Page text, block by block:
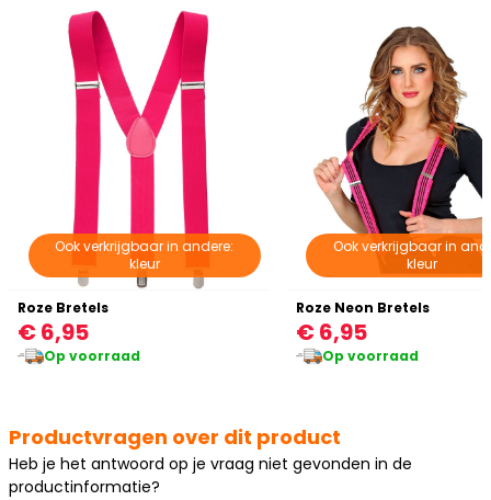
Ook verkrijgbaar in andere:
kleur
Roze Bretels
€ 6,95
Op voorraad
Ook verkrijgbaar in
kleur
Roze Neon Bretels
€ 6,95
Op voorraad
Productvragen over dit product
Heb je het antwoord op je vraag niet gevonden in de
productinformatie?